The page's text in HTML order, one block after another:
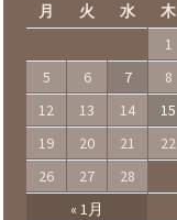
月
火 水 木
« 1月
1
5
6 7 8
12
13 14 15
19
20 21 22
26
27 28